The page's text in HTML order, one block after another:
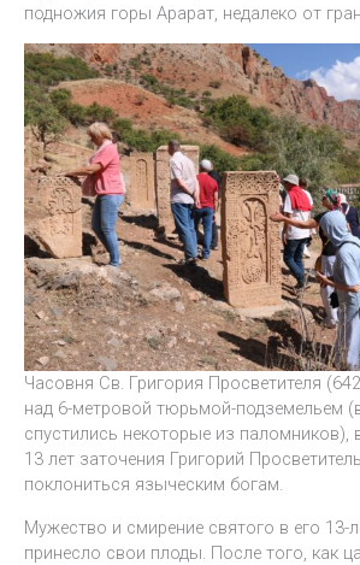
подножия горы Арарат, недалеко от
Часовня Св. Григория Просветителя
над 6-метровой тюрьмой-подземельем
спустились некоторые из паломников),
13 лет заточения Григорий
поклониться языческим богам.
Мужество и смирение святого в его 13-
принесло свои плоды. После того, как